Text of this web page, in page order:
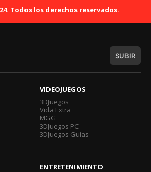
Todos los derechos reservados.
SUBIR
VIDEOJUEGOS
3DJuegos
Vida Extra
MGG
3DJuegos PC
3DJuegos Guías
ENTRETENIMIENTO